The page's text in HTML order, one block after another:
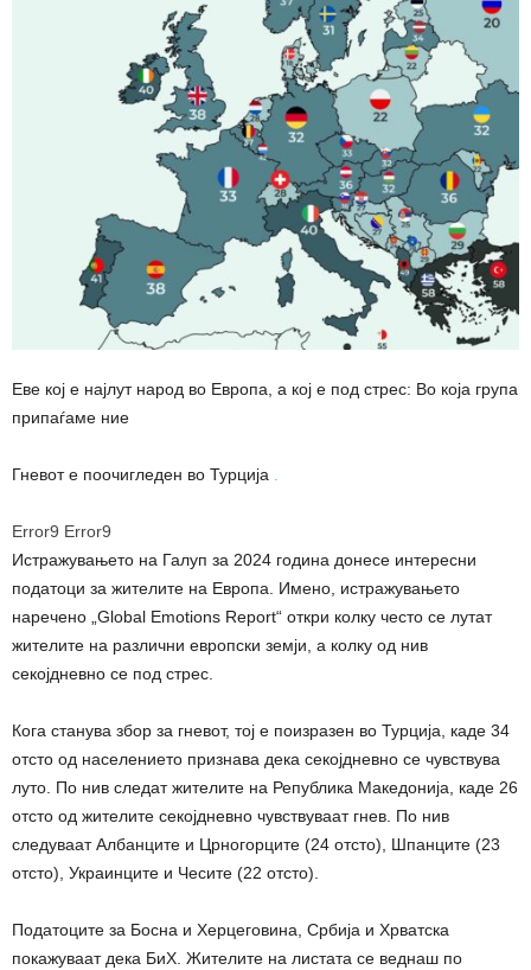
Еве кој е најлут народ во Европа, а кој е под стрес: Во која група
припаѓаме ние
Гневот е поочигледен во Турција
Error9 Error9
Истражувањето на Галуп за 2024 година донесе интересни
податоци за жителите на Европа. Имено, истражувањето
наречено „Global Emotions Report“ откри колку често се лутат
жителите на различни европски земји, а колку од нив
секојдневно се под стрес.
Кога станува збор за гневот, тој е поизразен во Турција, каде 34
отсто од населението признава дека секојдневно се чувствува
луто. По нив следат жителите на Република Македонија, каде 26
отсто од жителите секојдневно чувствуваат гнев. По нив
следуваат Албанците и Црногорците (24 отсто), Шпанците (23
отсто), Украинците и Чесите (22 отсто).
Податоците за Босна и Херцеговина, Србија и Хрватска
покажуваат дека БиХ. Жителите на листата се веднаш по